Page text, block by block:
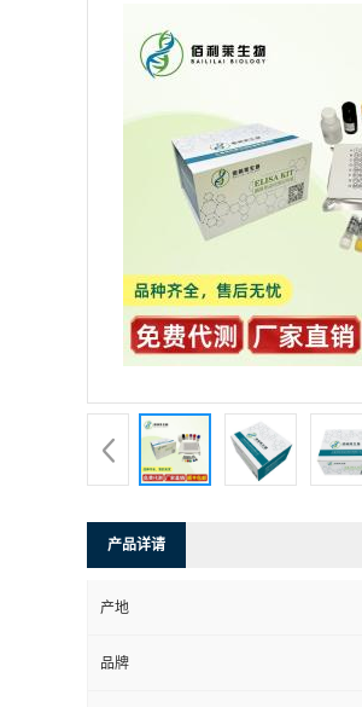
产品详请
产地
品牌